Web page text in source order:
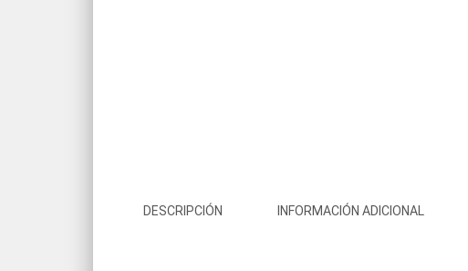
DESCRIPCIÓN INFORMACIÓN ADICIONAL